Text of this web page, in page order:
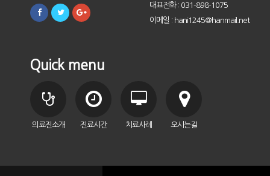
대표전화 : 031-898-1075
이메일 : hani1245@hanmail.net
Quick menu
의료진소개 진료시간 치료사례 오시는길